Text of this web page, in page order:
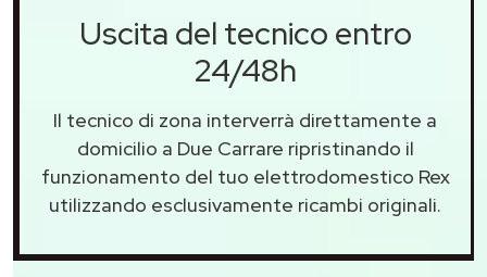
Uscita del tecnico entro
24/48h
Il tecnico di zona interverrà direttamente a
domicilio a Due Carrare ripristinando il
funzionamento del tuo elettrodomestico Rex
utilizzando esclusivamente ricambi originali.